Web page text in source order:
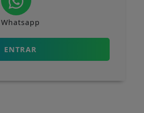
Whatsapp
ENTRAR